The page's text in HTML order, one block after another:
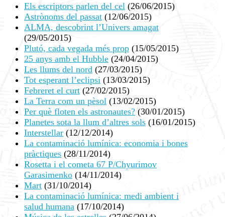
Els escriptors parlen del cel (26/06/2015)
Astrònoms del passat (12/06/2015)
ALMA, descobrint l’Univers amagat
(29/05/2015)
Plutó, cada vegada més prop (15/05/2015)
25 anys amb el Hubble (24/04/2015)
Les llums del nord (27/03/2015)
Tot esperant l’eclipsi (13/03/2015)
Febreret el curt (27/02/2015)
La Terra com un pèsol (13/02/2015)
Per què floten els astronautes? (30/01/2015)
Planetes sota la llum d’altres sols (16/01/2015)
Interstellar (12/12/2014)
La contaminació lumínica: economia i bones
pràctiques (28/11/2014)
Rosetta i el cometa 67 P/Chyurimov
Garasimenko (14/11/2014)
Mart (31/10/2014)
La contaminació lumínica: medi ambient i
salud humana (17/10/2014)